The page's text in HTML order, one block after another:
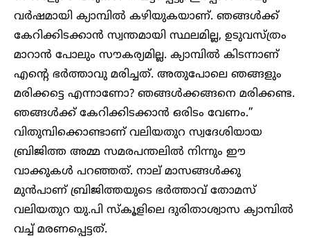
വർഷമായി ക്യാമ്പിൽ കഴിയുകയാണ്. ഞങ്ങൾക്ക്
കേറിക്കിടക്കാൻ സ്വന്തമായി സ്ഥലമില്ല, ഉടുവസ്ത്രം
മാറാൻ പോലും സൗകര്യമില്ല. ക്യാമ്പിൽ കിടന്നാണ്
എന്റെ ഭർത്താവു മരിച്ചത്. അതുപോലെ ഞങ്ങളും
മരിക്കട്ടെ എന്നാണോ? ഞങ്ങൾക്കങ്ങനെ മരിക്കണ്ട.
ഞങ്ങൾക്ക് കേറിക്കിടക്കാൻ ഒരിടം വേണം.”
വിതുമ്പിക്കൊണ്ടാണ് വലിയതുറ സ്വദേശിയായ
ബ്രിജിത്ത അമ്മ സമരപന്തലിൽ നിന്നും ഈ
വാക്കുകൾ പറഞ്ഞത്. നാല് മാസങ്ങൾക്കു
മുൻപാണ് ബ്രിജിത്തയുടെ ഭർത്താവ് തോമസ്
വലിയതുറ യു.പി സ്കൂളിലെ ദുരിതാശ്വാസ ക്യാമ്പിൽ
വച്ച് മരണപ്പെട്ടത്.